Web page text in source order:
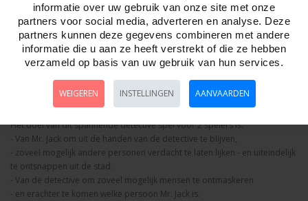
Bestellen
Omschrijving Foto hoge resolutie Media Details
Mr. Jack ( Londen ) Hurrican Games NL
Het doel van dit spannende detective spel voor 2 spelers is:
- Van Mr. Jack om uit de handen van de detective te blijven,
- zoveel mogelijk andere personen verdacht te laten lijken - en uiteindelijk
te ontsnappen uit de stad.
- Van de detective om zoveel mogelijk mensen te ontmaskeren
- en erachter te komen welke persoon Mr. Jack is.
informatie over uw gebruik van onze site met onze
partners voor social media, adverteren en analyse. Deze
partners kunnen deze gegevens combineren met andere
informatie die u aan ze heeft verstrekt of die ze hebben
verzameld op basis van uw gebruik van hun services.
WEIGEREN INSTELLINGEN AANVAARDEN